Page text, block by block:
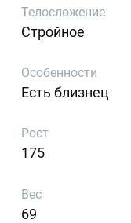
Телосложение
Стройное
Особенности
Есть близнец
Рост
175
Вес
69